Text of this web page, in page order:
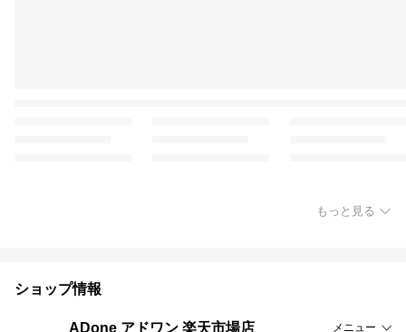
もっと見る
ショップ情報
ADone アドワン 楽天市場店 メニュー